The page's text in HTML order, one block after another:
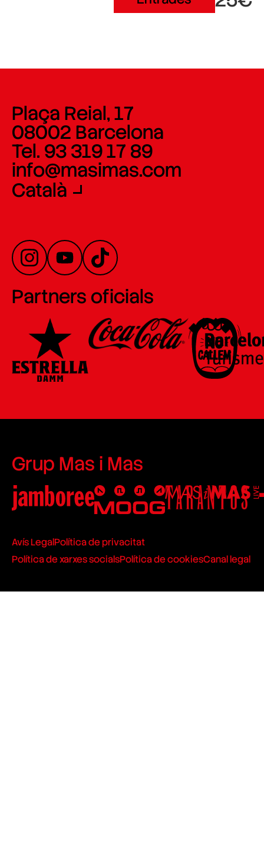
Plaça Reial, 17
08002 Barcelona
Tel. 93 319 17 89
info@masimas.com
Català
Partners oficials
Grup Mas i Mas
Avís LegalPolítica de privacitat
Política de xarxes socialsPolítica de cookiesCanal legal